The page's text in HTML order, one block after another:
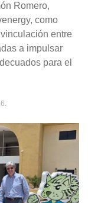
Romero,
como
entre
a impulsar
para el